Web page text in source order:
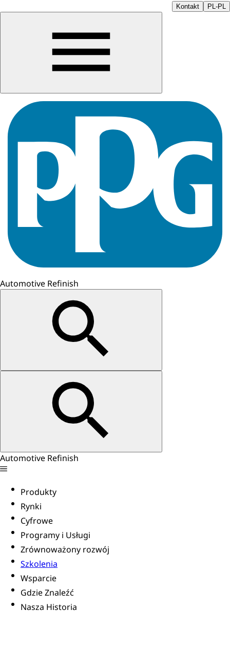
Kontakt PL-PL
Automotive Refinish
Automotive Refinish
Produkty
Rynki
Cyfrowe
Programy i Usługi
Zrównoważony rozwój
Szkolenia
Wsparcie
Gdzie Znaleźć
Nasza Historia